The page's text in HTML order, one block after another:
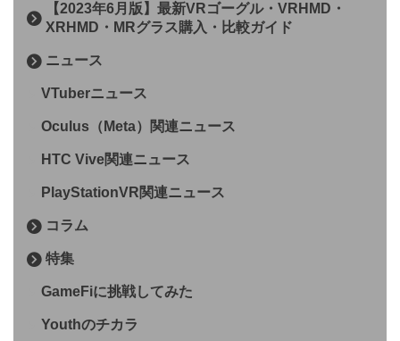
【2023年6月版】最新VRゴーグル・VRHMD・
XRHMD・MRグラス購入・比較ガイド
ニュース
VTuberニュース
Oculus（Meta）関連ニュース
HTC Vive関連ニュース
PlayStationVR関連ニュース
コラム
特集
GameFiに挑戦してみた
Youthのチカラ